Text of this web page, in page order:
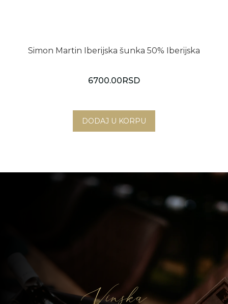
Novi Sad
Beograd
Simon Martin Iberijska šunka 50% Iberijska
6700.00 RSD